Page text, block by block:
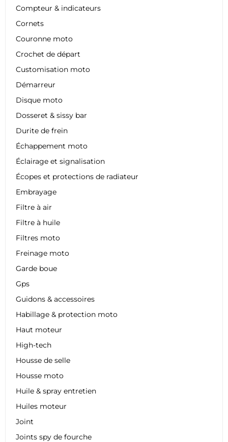
Compteur & indicateurs
Cornets
Couronne moto
Crochet de départ
Customisation moto
Démarreur
Disque moto
Dosseret & sissy bar
Durite de frein
Échappement moto
Éclairage et signalisation
Écopes et protections de radiateur
Embrayage
Filtre à air
Filtre à huile
Filtres moto
Freinage moto
Garde boue
Gps
Guidons & accessoires
Habillage & protection moto
Haut moteur
High-tech
Housse de selle
Housse moto
Huile & spray entretien
Huiles moteur
Joint
Joints spy de fourche